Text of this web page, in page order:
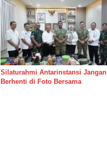
Silaturahmi Antarinstansi Jangan
Berhenti di Foto Bersama